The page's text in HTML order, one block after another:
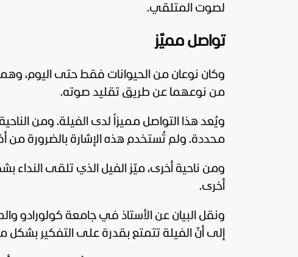
لصوت المتلقي.
تواصل مميّز
وكان نوعان من الحيوانات فقط حتى اليوم، وهما
من نوعهما عن طريق تقليد صوته.
ويُعد هذا التواصل مميزاً لدى الفيلة. ومن
محددة. ولم تُستخدم هذه الإشارة بالضرورة من
ومن ناحية أخرى، ميّز الفيل الذي تلقى النداء
أخرى.
ونقل البيان عن الأستاذ في جامعة كولورادو
إلى أنّ الفيلة تتمتع بقدرة على التفكير بشكل